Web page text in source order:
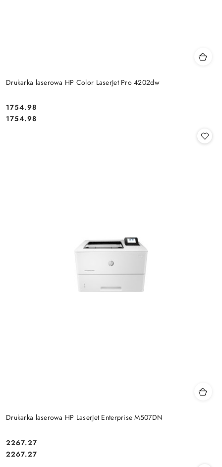
Drukarka laserowa HP Color LaserJet Pro 4202dw
Cena:
1754.98
Cena:
1754.98
Drukarka laserowa HP LaserJet Enterprise M507DN
Cena:
2267.27
Cena:
2267.27